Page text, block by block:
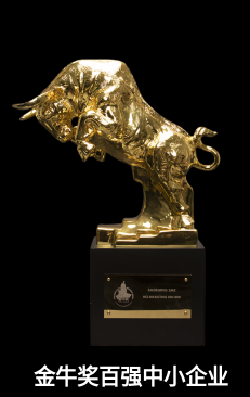
金牛奖百强中小企业